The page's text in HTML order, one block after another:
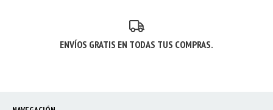
ENVÍOS GRATIS EN TODAS TUS COMPRAS.